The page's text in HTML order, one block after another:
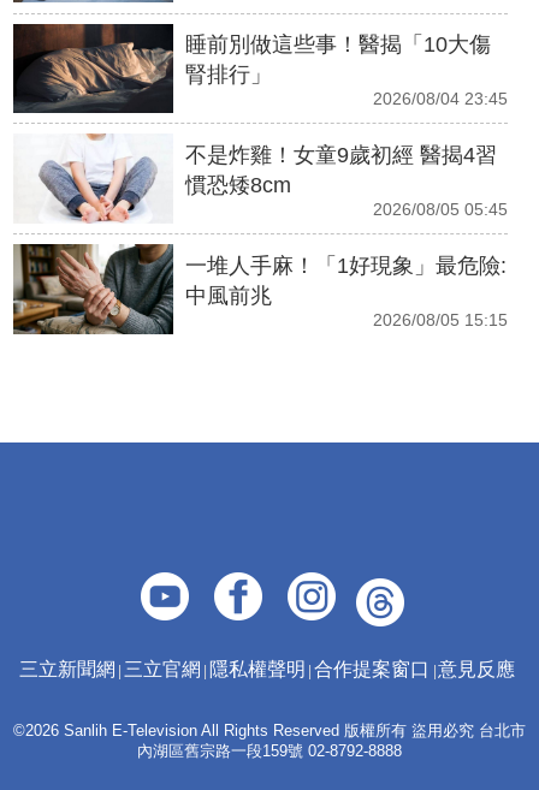
睡前別做這些事！醫揭「10大傷
腎排行」
2026/08/04 23:45
不是炸雞！女童9歲初經 醫揭4習
慣恐矮8cm
2026/08/05 05:45
一堆人手麻！「1好現象」最危險:
中風前兆
2026/08/05 15:15
三立新聞網 三立官網 隱私權聲明 合作提案窗口 意見反應
©2026 Sanlih E-Television All Rights Reserved 版權所有 盜用必究 台北市
內湖區舊宗路一段159號 02-8792-8888